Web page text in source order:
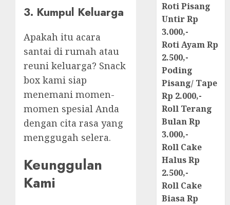
3. Kumpul Keluarga
Apakah itu acara
santai di rumah atau
reuni keluarga? Snack
box kami siap
menemani momen-
momen spesial Anda
dengan cita rasa yang
menggugah selera.
Keunggulan
Kami
Roti Pisang
Untir Rp
3.000,-
Roti Ayam Rp
2.500,-
Poding
Pisang/ Tape
Rp 2.000,-
Roll Terang
Bulan Rp
3.000,-
Roll Cake
Halus Rp
2.500,-
Roll Cake
Biasa Rp